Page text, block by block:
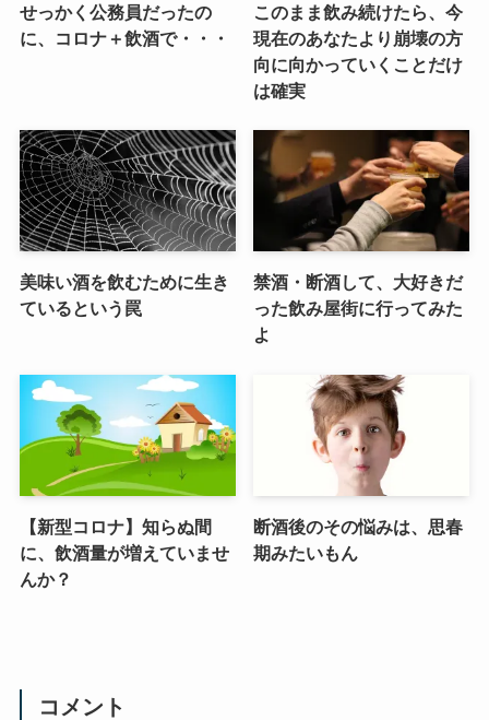
せっかく公務員だったの
に、コロナ＋飲酒で・・・
このまま飲み続けたら、今
現在のあなたより崩壊の方
向に向かっていくことだけ
は確実
美味い酒を飲むために生き
ているという罠
禁酒・断酒して、大好きだ
った飲み屋街に行ってみた
よ
【新型コロナ】知らぬ間
に、飲酒量が増えていませ
んか？
断酒後のその悩みは、思春
期みたいもん
コメント